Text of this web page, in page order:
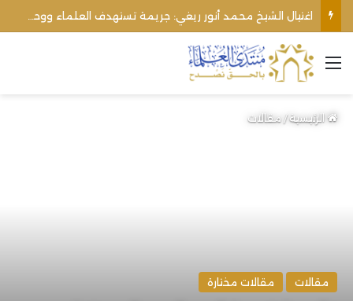
الأوقاف الفلسطينية تنفي صحة تعميم يمنع رفع الأذان عبر السماعات الخارجية للمساجد القريبة من المستوطنات
القائمة
الرئيسية/مقالات
مقالات مقالات مختارة